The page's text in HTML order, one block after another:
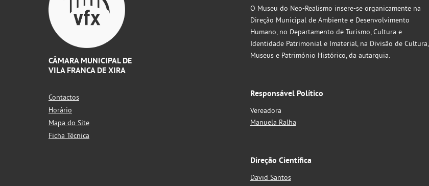
CÂMARA MUNICIPAL DE
VILA FRANCA DE XIRA
Contactos
Horário
Mapa do Site
Ficha Técnica
O Museu do Neo-Realismo insere-se organicamente na
Direção Municipal de Ambiente e Desenvolvimento
Humano, no Departamento de Turismo, Cultura e
Identidade Patrimonial e Imaterial, na Divisão de Cultura,
Museus e Património Histórico, da autarquia.
Responsável Político
Vereadora
Manuela Ralha
Direção Científica
David Santos